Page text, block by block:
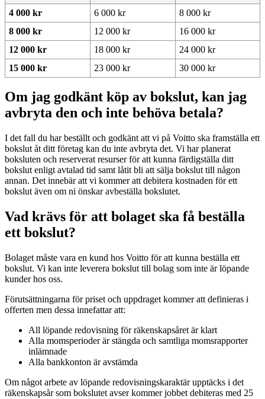
4 000 kr 6 000 kr
8 000 kr
8 000 kr
12 000 kr
16 000 kr
12 000 kr
18 000 kr
24 000 kr
15 000 kr
23 000 kr 30 000 kr
Om jag godkänt köp av bokslut, kan jag
avbryta den och inte behöva betala?
I det fall du har beställt och godkänt att vi på Voitto ska framställa ett
bokslut åt ditt företag kan du inte avbryta det. Vi har planerat
boksluten och reserverat resurser för att kunna färdigställa ditt
bokslut enligt avtalad tid samt låtit bli att sälja bokslut till någon
annan. Det innebär att vi kommer att debitera kostnaden för ett
bokslut även om ni önskar avbeställa bokslutet.
Vad krävs för att bolaget ska få beställa
ett bokslut?
Bolaget måste vara en kund hos Voitto för att kunna beställa ett
bokslut. Vi kan inte leverera bokslut till bolag som inte är löpande
kunder hos oss.
Förutsättningarna för priset och uppdraget kommer att definieras i
offerten men dessa innefattar att:
All löpande redovisning för räkenskapsåret är klart
Alla momsperioder är stängda och samtliga momsrapporter
inlämnade
Alla bankkonton är avstämda
Om något arbete av löpande redovisningskaraktär upptäcks i det
räkenskapsår som bokslutet avser kommer jobbet debiteras med 25